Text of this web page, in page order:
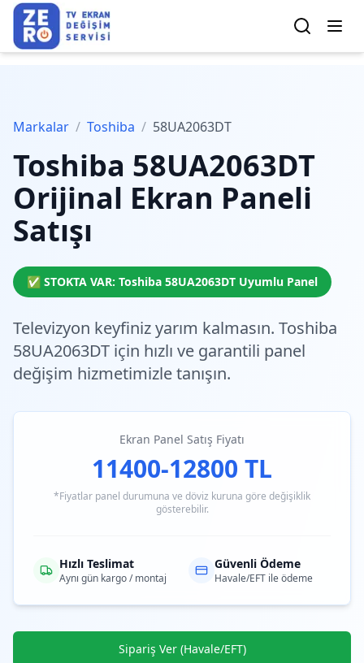
Markalar / Toshiba / 58UA2063DT
Toshiba 58UA2063DT
Orijinal Ekran Paneli
Satışı
✅ STOKTA VAR: Toshiba 58UA2063DT Uyumlu Panel
Televizyon keyfiniz yarım kalmasın. Toshiba
58UA2063DT için hızlı ve garantili panel
değişim hizmetimizle tanışın.
Ekran Panel Satış Fiyatı
11400-12800 TL
*Fiyatlar panel durumuna ve döviz kuruna göre değişiklik
gösterebilir.
Hızlı Teslimat
Aynı gün kargo / montaj
Güvenli Ödeme
Havale/EFT ile ödeme
Sipariş Ver (Havale/EFT)